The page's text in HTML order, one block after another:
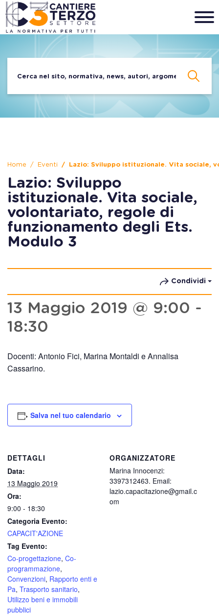
Home Eventi Lazio: Sviluppo istituzionale. Vita sociale,
Lazio: Sviluppo
istituzionale. Vita sociale,
volontariato, regole di
funzionamento degli Ets.
Modulo 3
Condividi
13 Maggio 2019 @ 9:00 -
18:30
Docenti: Antonio Fici, Marina Montaldi e Annalisa
Cassarino.
Salva nel tuo calendario
DETTAGLI
Data:
13 Maggio 2019
Ora:
9:00 - 18:30
Categoria Evento:
CAPACIT'AZIONE
Tag Evento:
Co-progettazione, Co-
programmazione,
Convenzioni, Rapporto enti e
Pa, Trasporto sanitario,
Utilizzo beni e immobili
pubblici
ORGANIZZATORE
Marina Innocenzi:
3397312463. Email:
lazio.capacitazione@gmail.c
om